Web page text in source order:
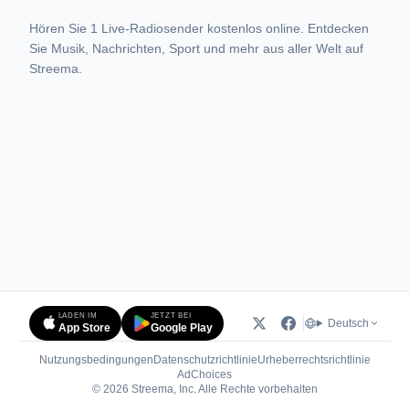
Hören Sie 1 Live-Radiosender kostenlos online. Entdecken
Sie Musik, Nachrichten, Sport und mehr aus aller Welt auf
Streema.
LADEN IM
App Store
JETZT BEI
Google Play Deutsch
Nutzungsbedingungen DatenschutzrichtlinieUrheberrechtsrichtlinie
AdChoices(öffnet in neuem Tab)
© 2026 Streema, Inc. Alle Rechte vorbehalten